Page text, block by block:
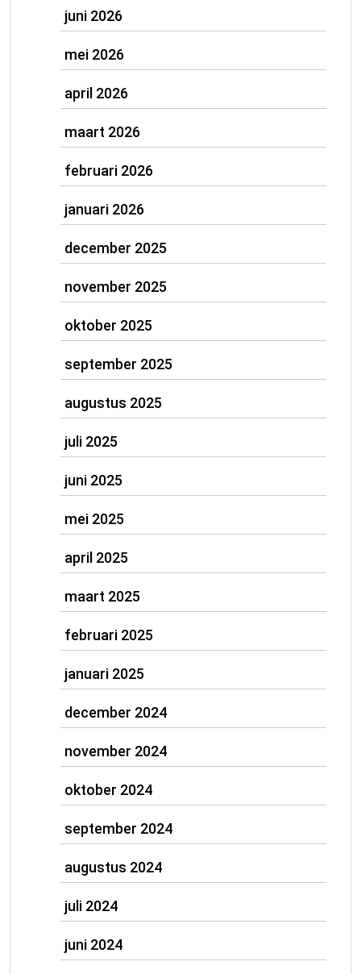
juni 2026
mei 2026
april 2026
maart 2026
februari 2026
januari 2026
december 2025
november 2025
oktober 2025
september 2025
augustus 2025
juli 2025
juni 2025
mei 2025
april 2025
maart 2025
februari 2025
januari 2025
december 2024
november 2024
oktober 2024
september 2024
augustus 2024
juli 2024
juni 2024